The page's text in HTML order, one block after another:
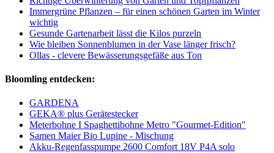
Immergrüne Pflanzen – für einen schönen Garten im Winter
wichtig
Gesunde Gartenarbeit lässt die Kilos purzeln
Wie bleiben Sonnenblumen in der Vase länger frisch?
Ollas - clevere Bewässerungsgefäße aus Ton
Bloomling entdecken:
GARDENA
GEKA® plus Gerätestecker
Meterbohne I Spaghettibohne Metro "Gourmet-Edition"
Samen Maier Bio Lupine - Mischung
Akku-Regenfasspumpe 2600 Comfort 18V P4A solo